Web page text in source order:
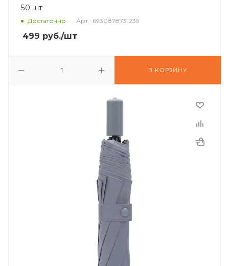
50 шт
Достаточно Арт.: 6930878731239
499 руб./шт
В КОРЗИНУ